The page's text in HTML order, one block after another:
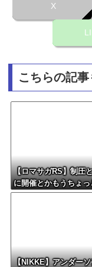
X
こちらの記事
【ロマサガRS】制圧
に開催とかもうちょ
よw
【NIKKE】アンダー